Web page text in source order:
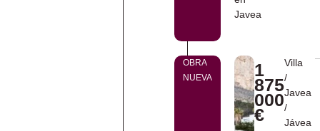
OBRA
NUEVA
1
875
000
€
Villa
/
Javea
/
Jávea